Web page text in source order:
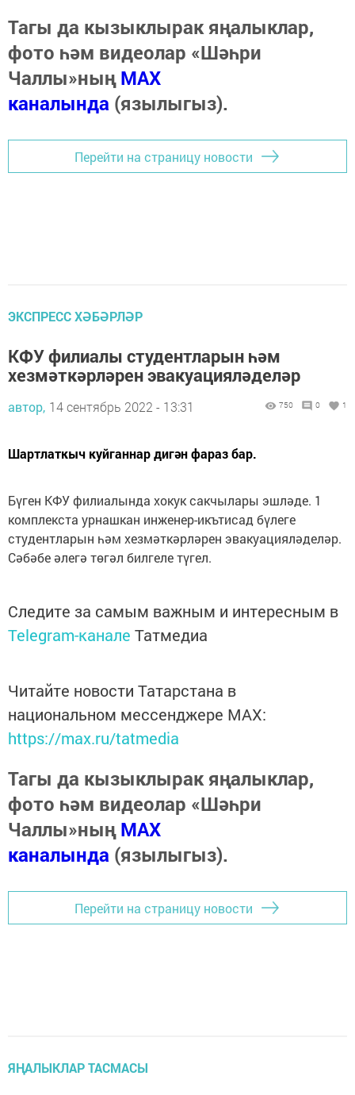
Тагы да кызыклырак яңалыклар,
фото һәм видеолар «Шәһри
Чаллы»ныңMAX
каналында (язылыгыз).
Перейти на страницу новости
ЭКСПРЕСС ХӘБӘРЛӘР
КФУ филиалы студентларын һәм
хезмәткәрләрен эвакуацияләделәр
автор, 14 сентябрь 2022 - 13:31 750 0 1
Шартлаткыч куйганнар дигән фараз бар.
Бүген КФУ филиалында хокук сакчылары эшләде. 1
комплекста урнашкан инженер-икътисад бүлеге
студентларын һәм хезмәткәрләрен эвакуацияләделәр.
Сәбәбе әлегә төгәл билгеле түгел.
Следите за самым важным и интересным в
Telegram-канале Татмедиа
Читайте новости Татарстана в
национальном мессенджере MАХ:
https://max.ru/tatmedia
Тагы да кызыклырак яңалыклар,
фото һәм видеолар «Шәһри
Чаллы»ныңMAX
каналында (язылыгыз).
Перейти на страницу новости
ЯҢАЛЫКЛАР ТАСМАСЫ